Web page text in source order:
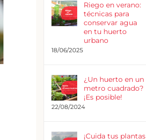
Riego en verano:
técnicas para
conservar agua
en tu huerto
urbano
18/06/2025
¿Un huerto en un
metro cuadrado?
¡Es posible!
22/08/2024
¡Cuida tus plantas